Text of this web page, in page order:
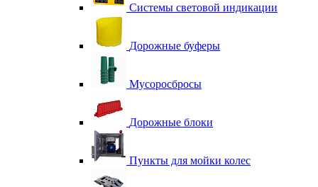
Системы световой индикации
Дорожные буферы
Мусоросбросы
Дорожные блоки
Пункты для мойки колес